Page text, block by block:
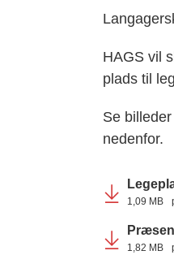
HAGS vil
plads til
Se
nedenfor.
1,09 MB
1,82 MB